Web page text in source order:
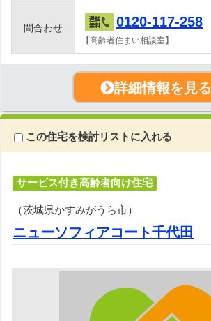
問合わせ 0120-117-258
【高齢者住まい相談室】
詳細情報を見る
この住宅を検討リストに入れる
サービス付き高齢者向け住宅
（茨城県かすみがうら市）
ニューソフィアコート千代田